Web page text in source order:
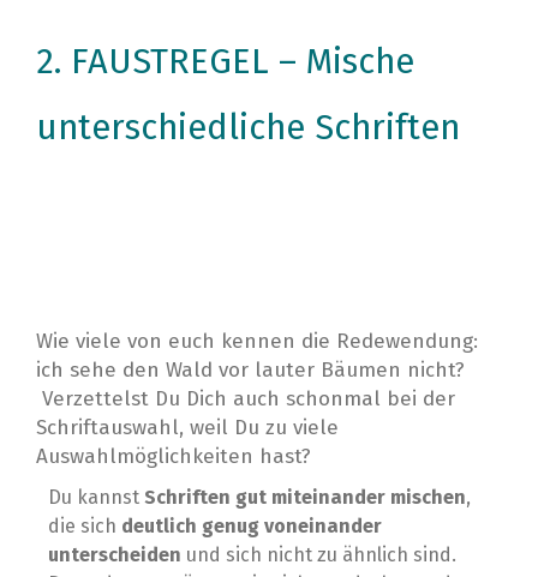
2. FAUSTREGEL – Mische
unterschiedliche Schriften
Wie viele von euch kennen die Redewendung:
ich sehe den Wald vor lauter Bäumen nicht?
Verzettelst Du Dich auch schonmal bei der
Schriftauswahl, weil Du zu viele
Auswahlmöglichkeiten hast?⁣
Du kannst Schriften gut miteinander mischen,
die sich deutlich genug voneinander
unterscheiden und sich nicht zu ähnlich sind.